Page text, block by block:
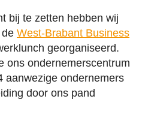
bij te zetten hebben wij
West-Brabant Business
georganiseerd.
ons ondernemerscentrum
aanwezige ondernemers
door ons pand